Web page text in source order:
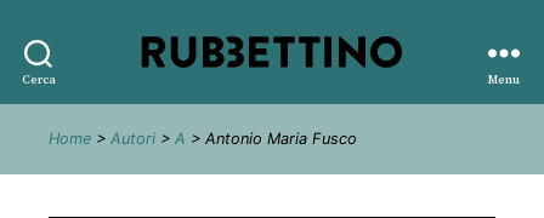
Cerca
editore
Menu
Home > Autori > A > Antonio Maria Fusco